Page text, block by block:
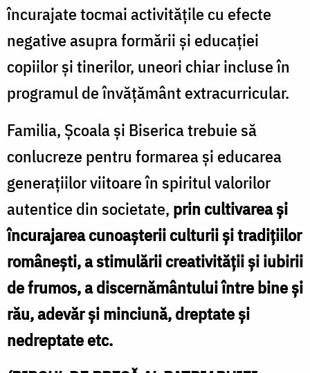
încurajate tocmai activităţile cu efecte
negative asupra formării şi educaţiei
copiilor şi tinerilor, uneori chiar incluse în
programul de învăţământ extracurricular.
Familia, Şcoala şi Biserica trebuie să
conlucreze pentru formarea şi educarea
generaţiilor viitoare în spiritul valorilor
autentice din societate, prin cultivarea şi
încurajarea cunoaşterii culturii şi tradiţiilor
româneşti, a stimulării creativităţii şi iubirii
de frumos, a discernământului între bine şi
rău, adevăr şi minciună, dreptate şi
nedreptate etc.